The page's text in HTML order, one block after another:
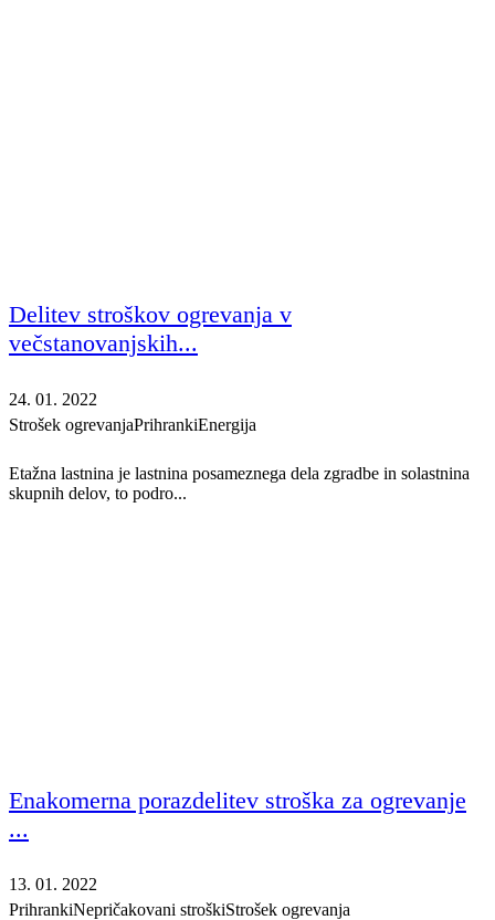
Delitev stroškov ogrevanja v
večstanovanjskih...
24. 01. 2022
Strošek ogrevanjaPrihrankiEnergija
Etažna lastnina je lastnina posameznega dela zgradbe in solastnina
skupnih delov, to podro...
Enakomerna porazdelitev stroška za ogrevanje
...
13. 01. 2022
PrihrankiNepričakovani stroškiStrošek ogrevanja